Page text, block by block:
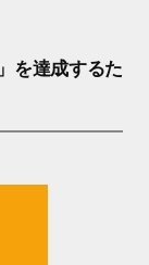
を達成するた